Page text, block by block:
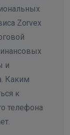
Zorvex
и
Каким
к
телефона